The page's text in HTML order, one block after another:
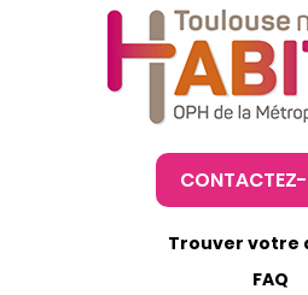
Trouver votre
FAQ